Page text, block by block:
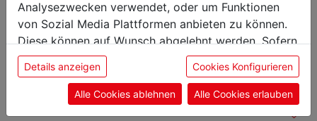
Das könnte Sie auch
interessieren
Ausbeinmesser
Analysezwecken verwendet, oder um Funktionen
von Sozial Media Plattformen anbieten zu können.
Diese können auf Wunsch abgelehnt werden. Sofern
sie unsere Webseite weiter nutzen, geben Sie
Einwilligung zu unseren Cookies.
Details anzeigen Cookies Konfigurieren
Alle Cookies ablehnen Alle Cookies erlauben